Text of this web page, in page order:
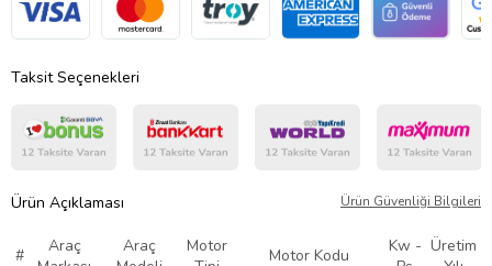
Taksit Seçenekleri
Ürün Açıklaması Ürün Güvenliği Bilgileri
#
Araç
Araç
Motor
Motor Kodu
Kw - Üretim